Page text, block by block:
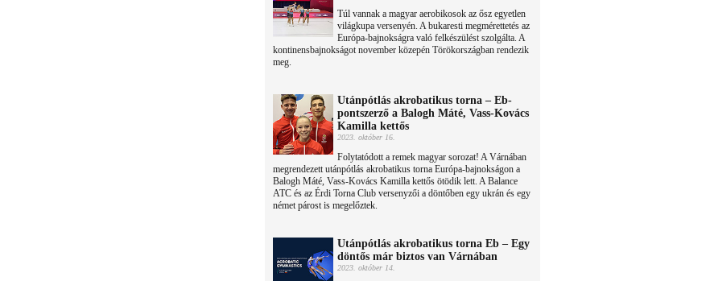
Túl vannak a magyar aerobikosok az ősz egyetlen
világkupa versenyén. A bukaresti megmérettetés az
Európa-bajnokságra való felkészülést szolgálta. A
kontinensbajnokságot november közepén Törökországban rendezik
meg.
Utánpótlás akrobatikus torna – Eb-
pontszerző a Balogh Máté, Vass-Kovács
Kamilla kettős
2023. október 16.
Folytatódott a remek magyar sorozat! A Várnában
megrendezett utánpótlás akrobatikus torna Európa-bajnokságon a
Balogh Máté, Vass-Kovács Kamilla kettős ötödik lett. A Balance
ATC és az Érdi Torna Club versenyzői a döntőben egy ukrán és egy
német párost is megelőztek.
Utánpótlás akrobatikus torna Eb – Egy
döntős már biztos van Várnában
2023. október 14.